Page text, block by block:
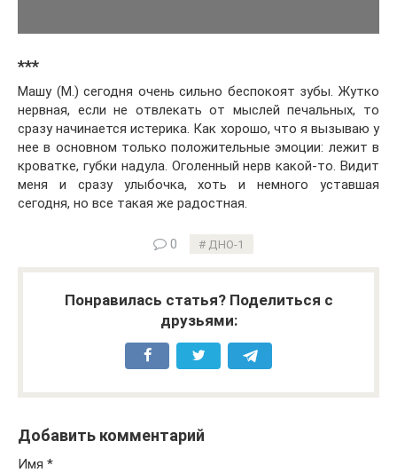
***
Машу (М.) сегодня очень сильно беспокоят зубы. Жутко
нервная, если не отвлекать от мыслей печальных, то
сразу начинается истерика. Как хорошо, что я вызываю у
нее в основном только положительные эмоции: лежит в
кроватке, губки надула. Оголенный нерв какой-то. Видит
меня и сразу улыбочка, хоть и немного уставшая
сегодня, но все такая же радостная.
0 ДНО-1
Понравилась статья? Поделиться с
друзьями:
Добавить комментарий
Имя *